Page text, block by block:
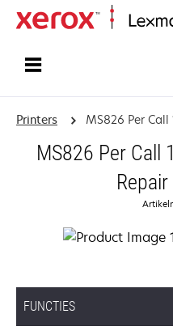
Printers MS826 Per Call
MS826 Per Call
FUNCTIES